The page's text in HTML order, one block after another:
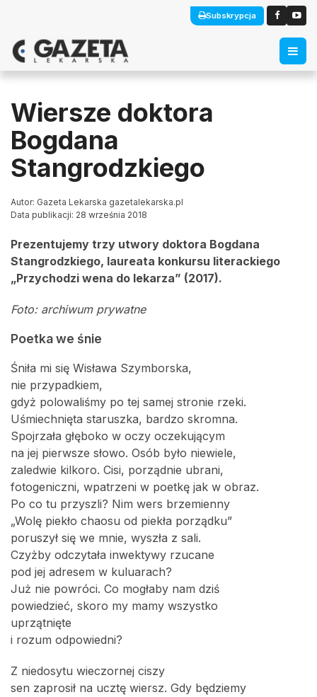
Subskrypcja
Wiersze doktora
Bogdana
Stangrodzkiego
Autor: Gazeta Lekarska gazetalekarska.pl
Data publikacji: 28 września 2018
Prezentujemy trzy utwory doktora Bogdana
Stangrodzkiego, laureata konkursu literackiego
„Przychodzi wena do lekarza” (2017).
Foto: archiwum prywatne
Poetka we śnie
Śniła mi się Wisława Szymborska,
nie przypadkiem,
gdyż polowaliśmy po tej samej stronie rzeki.
Uśmiechnięta staruszka, bardzo skromna.
Spojrzała głęboko w oczy oczekującym
na jej pierwsze słowo. Osób było niewiele,
zaledwie kilkoro. Cisi, porządnie ubrani,
fotogeniczni, wpatrzeni w poetkę jak w obraz.
Po co tu przyszli? Nim wers brzemienny
„Wolę piekło chaosu od piekła porządku”
poruszył się we mnie, wyszła z sali.
Czyżby odczytała inwektywy rzucane
pod jej adresem w kuluarach?
Już nie powróci. Co mogłaby nam dziś
powiedzieć, skoro my mamy wszystko
uprzątnięte
i rozum odpowiedni?
Z niedosytu wieczornej ciszy
sen zaprosił na ucztę wiersz. Gdy będziemy